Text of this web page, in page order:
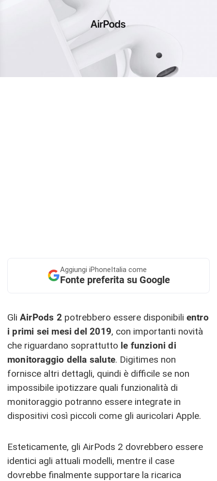
Aggiungi iPhoneItalia come
Fonte preferita su Google
Gli AirPods 2potrebbero essere disponibili entro
i primi sei mesi del 2019, con importanti novità
che riguardano soprattutto le funzioni di
monitoraggio della salute. Digitimes non
fornisce altri dettagli, quindi è difficile se non
impossibile ipotizzare quali funzionalità di
monitoraggio potranno essere integrate in
dispositivi così piccoli come gli auricolari Apple.
Esteticamente, gli AirPods 2 dovrebbero essere
identici agli attuali modelli, mentre il case
dovrebbe finalmente supportare la ricarica